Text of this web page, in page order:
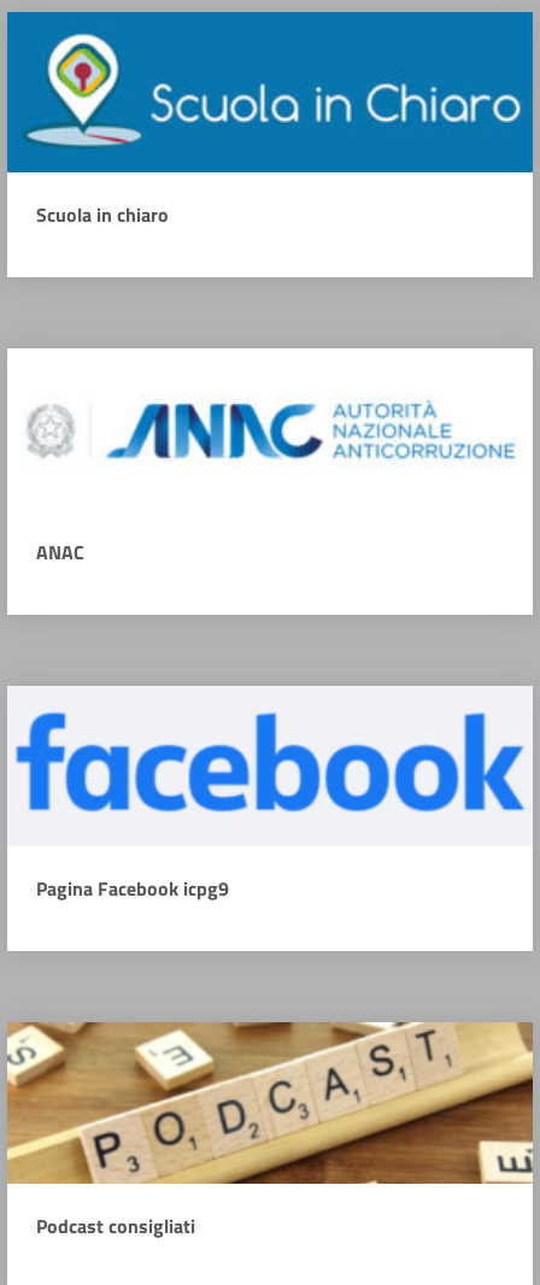
Scuola in chiaro
ANAC
Pagina Facebook icpg9
Podcast consigliati